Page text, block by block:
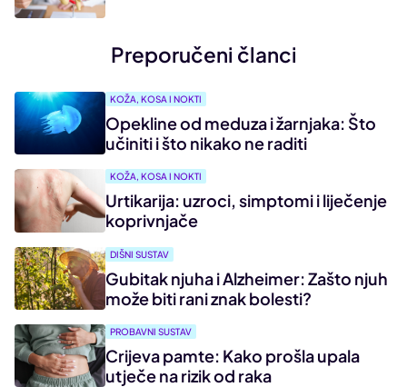
Preporučeni članci
KOŽA, KOSA I NOKTI
Opekline od meduza i žarnjaka: Što
učiniti i što nikako ne raditi
KOŽA, KOSA I NOKTI
Urtikarija: uzroci, simptomi i liječenje
koprivnjače
DIŠNI SUSTAV
Gubitak njuha i Alzheimer: Zašto njuh
može biti rani znak bolesti?
PROBAVNI SUSTAV
Crijeva pamte: Kako prošla upala
utječe na rizik od raka